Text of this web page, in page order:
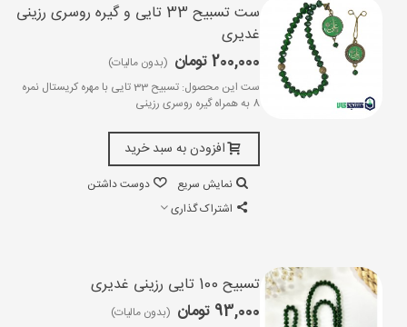
ست تسبیح 33 تایی و گیره روسری رزینی
غدیری
200,000 تومان
(بدون مالیات)
ست این محصول: تسبیح 33 تایی با مهره کریستال نمره
8 به همراه گیره روسری رزینی
افزودن به سبد خرید
نمایش سریع
دوست داشتن
اشتراک گذاری
تسبیح 100 تایی رزینی غدیری
93,000 تومان
(بدون مالیات)